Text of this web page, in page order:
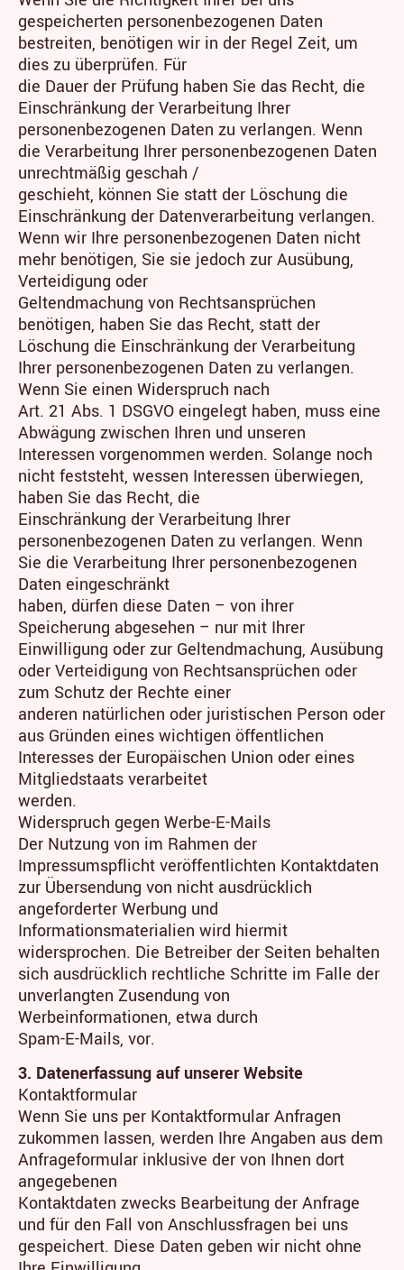
gespeicherten personenbezogenen Daten
bestreiten, benötigen wir in der Regel Zeit, um
dies zu überprüfen. Für
die Dauer der Prüfung haben Sie das Recht, die
Einschränkung der Verarbeitung Ihrer
personenbezogenen Daten zu verlangen. Wenn
die Verarbeitung Ihrer personenbezogenen Daten
unrechtmäßig geschah /
geschieht, können Sie statt der Löschung die
Einschränkung der Datenverarbeitung verlangen.
Wenn wir Ihre personenbezogenen Daten nicht
mehr benötigen, Sie sie jedoch zur Ausübung,
Verteidigung oder
Geltendmachung von Rechtsansprüchen
benötigen, haben Sie das Recht, statt der
Löschung die Einschränkung der Verarbeitung
Ihrer personenbezogenen Daten zu verlangen.
Wenn Sie einen Widerspruch nach
Art. 21 Abs. 1 DSGVO eingelegt haben, muss eine
Abwägung zwischen Ihren und unseren
Interessen vorgenommen werden. Solange noch
nicht feststeht, wessen Interessen überwiegen,
haben Sie das Recht, die
Einschränkung der Verarbeitung Ihrer
personenbezogenen Daten zu verlangen. Wenn
Sie die Verarbeitung Ihrer personenbezogenen
Daten eingeschränkt
haben, dürfen diese Daten – von ihrer
Speicherung abgesehen – nur mit Ihrer
Einwilligung oder zur Geltendmachung, Ausübung
oder Verteidigung von Rechtsansprüchen oder
zum Schutz der Rechte einer
anderen natürlichen oder juristischen Person oder
aus Gründen eines wichtigen öffentlichen
Interesses der Europäischen Union oder eines
Mitgliedstaats verarbeitet
werden.
Widerspruch gegen Werbe-E-Mails
Der Nutzung von im Rahmen der
Impressumspflicht veröffentlichten Kontaktdaten
zur Übersendung von nicht ausdrücklich
angeforderter Werbung und
Informationsmaterialien wird hiermit
widersprochen. Die Betreiber der Seiten behalten
sich ausdrücklich rechtliche Schritte im Falle der
unverlangten Zusendung von
Werbeinformationen, etwa durch
Spam-E-Mails, vor.
3. Datenerfassung auf unserer Website
Kontaktformular
Wenn Sie uns per Kontaktformular Anfragen
zukommen lassen, werden Ihre Angaben aus dem
Anfrageformular inklusive der von Ihnen dort
angegebenen
Kontaktdaten zwecks Bearbeitung der Anfrage
und für den Fall von Anschlussfragen bei uns
gespeichert. Diese Daten geben wir nicht ohne